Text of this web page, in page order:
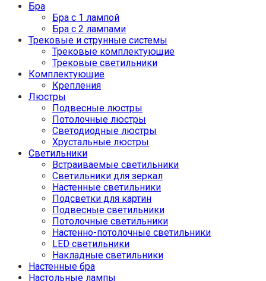
Бра
Бра с 1 лампой
Бра с 2 лампами
Трековые и струнные системы
Трековые комплектующие
Трековые светильники
Комплектующие
Крепления
Люстры
Подвесные люстры
Потолочные люстры
Светодиодные люстры
Хрустальные люстры
Светильники
Встраиваемые светильники
Светильники для зеркал
Настенные светильники
Подсветки для картин
Подвесные светильники
Потолочные светильники
Настенно-потолочные светильники
LED светильники
Накладные светильники
Настенные бра
Настольные лампы